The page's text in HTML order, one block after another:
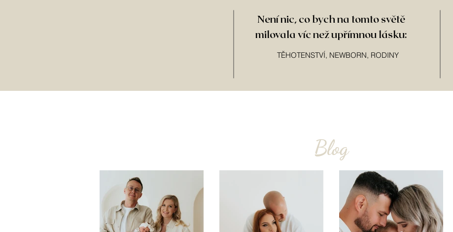
Není nic, co bych na tomto světě
milovala víc než upřímnou lásku:
TĚHOTENSTVÍ, NEWBORN, RODINY
Blog